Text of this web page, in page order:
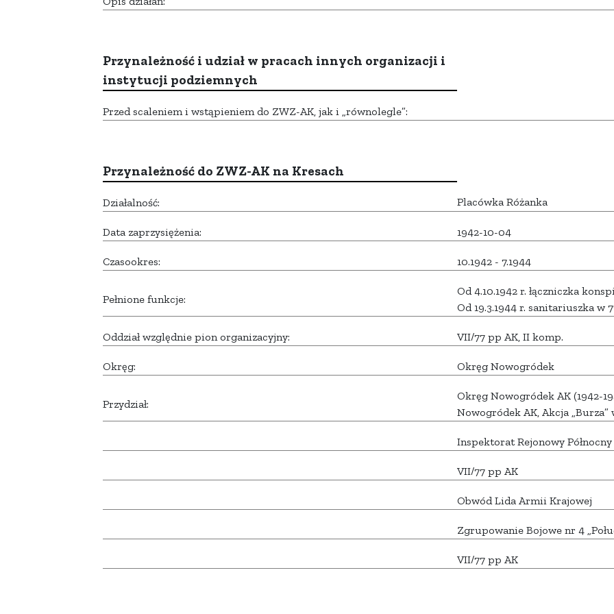
Przynależność i udział w pracach innych organizacji i
instytucji podziemnych
Przed scaleniem i wstąpieniem do ZWZ-AK, jak i „równolegle”:
Przynależność do ZWZ-AK na Kresach
Działalność: Placówka Różanka
Data zaprzysiężenia: 1942-10-04
Czasookres: 10.1942 - 7.1944
Pełnione funkcje:
Od 4.10.1942 r. łączniczka
Od 19.3.1944 r. sanitariuszka w
Oddział względnie pion organizacyjny: VII/77 pp AK, II komp.
Okręg: Okręg Nowogródek
Przydział:
Okręg Nowogródek AK (1942-
Nowogródek AK, Akcja
Inspektorat Rejonowy Północny
VII/77 pp AK
Obwód Lida Armii Krajowej
Zgrupowanie Bojowe nr 4
VII/77 pp AK